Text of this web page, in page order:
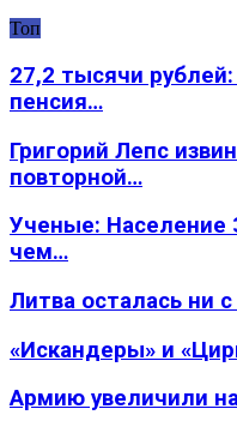
Топ
27,2 тысячи
пенсия…
Григорий Лепс
повторной…
Ученые: Население
чем…
Литва осталась ни
«Искандеры» и
Армию увеличили